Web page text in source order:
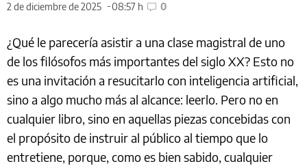
2 de diciembre de 2025
08:57 h 0
¿Qué le parecería asistir a una clase magistral de uno
de los filósofos más importantes del siglo XX? Esto no
es una invitación a resucitarlo con inteligencia artificial,
sino a algo mucho más al alcance: leerlo. Pero no en
cualquier libro, sino en aquellas piezas concebidas con
el propósito de instruir al público al tiempo que lo
entretiene, porque, como es bien sabido, cualquier